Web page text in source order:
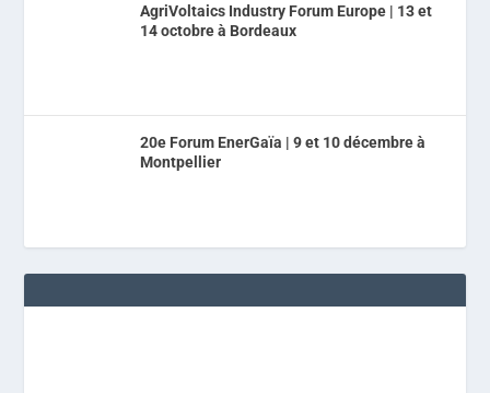
AgriVoltaics Industry Forum Europe | 13 et
14 octobre à Bordeaux
20e Forum EnerGaïa | 9 et 10 décembre à
Montpellier